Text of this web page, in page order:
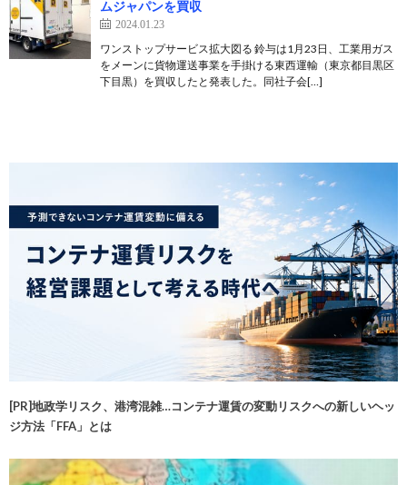
ムジャパンを買収
2024.01.23
ワンストップサービス拡大図る 鈴与は1月23日、工業用ガス
をメーンに貨物運送事業を手掛ける東西運輸（東京都目黒区
下目黒）を買収したと発表した。同社子会[…]
[PR]地政学リスク、港湾混雑…コンテナ運賃の変動リスクへの新しいヘッ
ジ方法「FFA」とは